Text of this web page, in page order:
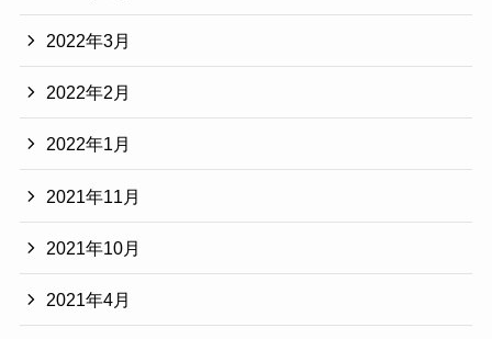
2022年3月
2022年2月
2022年1月
2021年11月
2021年10月
2021年4月